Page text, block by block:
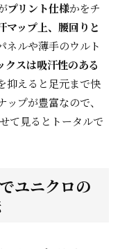
プリント仕様かをチ
マップ上、腰回りと
ネルや薄手のウルト
クスは吸汗性のある
抑えると足元まで快
プが豊富なので、
て見るとトータルで
ユニクロの